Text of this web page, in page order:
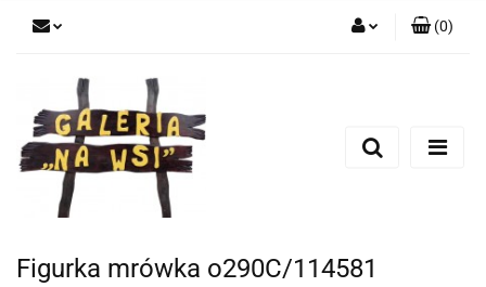
Dodaj zgłoszenie
(0)
Figurka mrówka o290C/114581